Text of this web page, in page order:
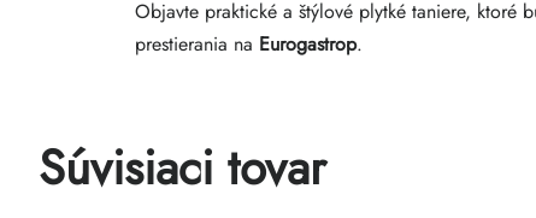
Objavte praktické a štýlové plytké taniere, ktoré
prestierania na Eurogastrop.
Súvisiaci tovar